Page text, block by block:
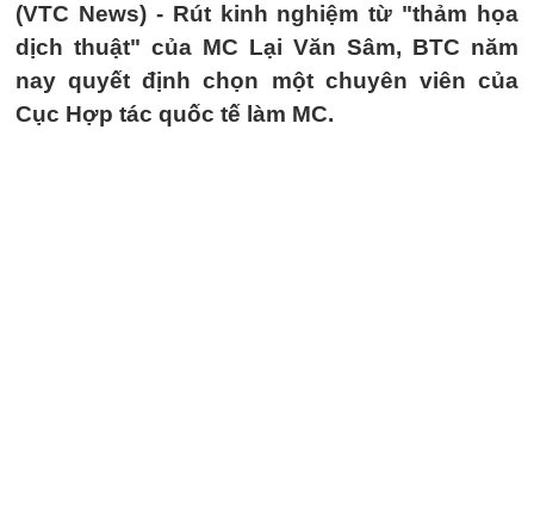
(VTC News) - Rút kinh nghiệm từ "thảm họa
dịch thuật" của MC Lại Văn Sâm, BTC năm
nay quyết định chọn một chuyên viên của
Cục Hợp tác quốc tế làm MC.